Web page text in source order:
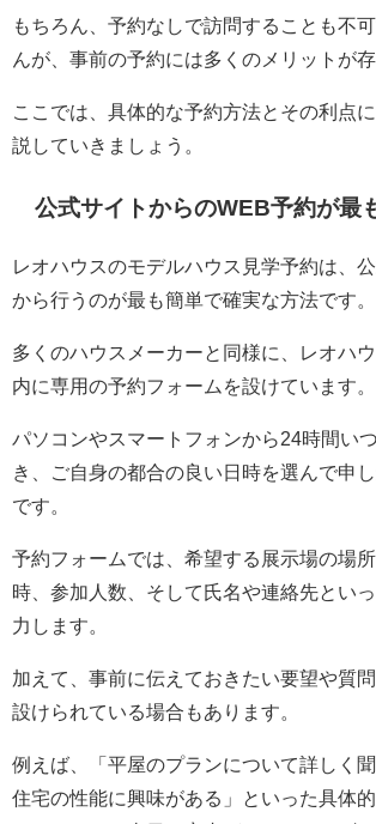
もちろん、予約なしで訪問することも不
んが、事前の予約には多くのメリットが存
ここでは、具体的な予約方法とその利点
説していきましょう。
公式サイトからのWEB予約が最
レオハウスのモデルハウス見学予約は、
から行うのが最も簡単で確実な方法です。
多くのハウスメーカーと同様に、レオハ
内に専用の予約フォームを設けています。
パソコンやスマートフォンから24時間い
き、ご自身の都合の良い日時を選んで申
です。
予約フォームでは、希望する展示場の場
時、参加人数、そして氏名や連絡先とい
力します。
加えて、事前に伝えておきたい要望や質
設けられている場合もあります。
例えば、「平屋のプランについて詳しく
住宅の性能に興味がある」といった具体